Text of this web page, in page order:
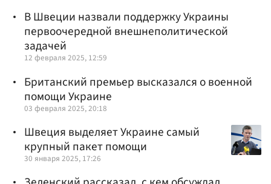
В Швеции назвали поддержку Украины
первоочередной внешнеполитической
задачей
12 февраля 2025, 12:59
Британский премьер высказался о военной
помощи Украине
03 февраля 2025, 20:18
Швеция выделяет Украине самый
крупный пакет помощи
30 января 2025, 17:26